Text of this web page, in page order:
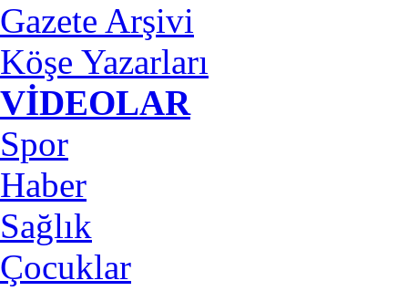
Gazete Arşivi
Köşe Yazarları
VİDEOLAR
Spor
Haber
Sağlık
Çocuklar